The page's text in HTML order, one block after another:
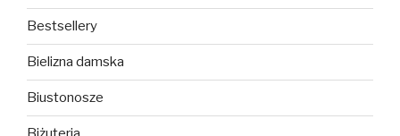
Bestsellery
Bielizna damska
Biustonosze